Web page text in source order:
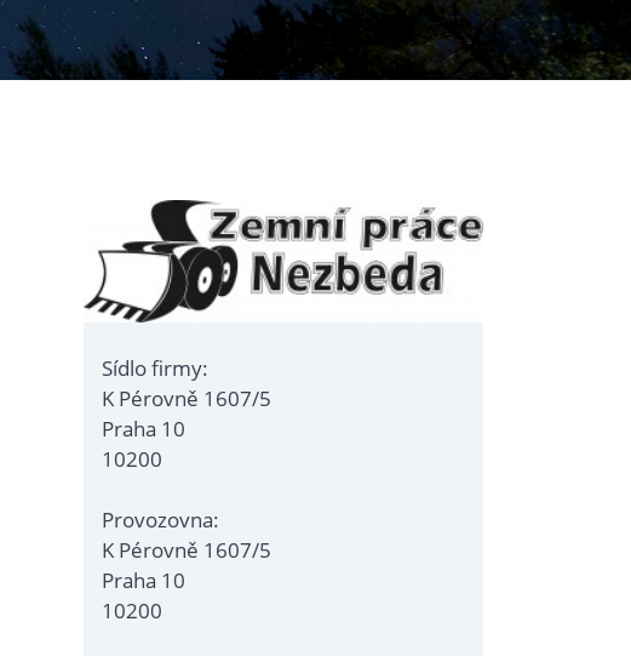
Sídlo firmy:
K Pérovně 1607/5
Praha 10
10200
Provozovna:
K Pérovně 1607/5
Praha 10
10200